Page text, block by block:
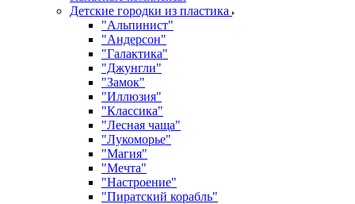
Детские городки из пластика
"Альпинист"
"Андерсон"
"Галактика"
"Джунгли"
"Замок"
"Иллюзия"
"Классика"
"Лесная чаща"
"Лукоморье"
"Магия"
"Мечта"
"Настроение"
"Пиратский корабль"